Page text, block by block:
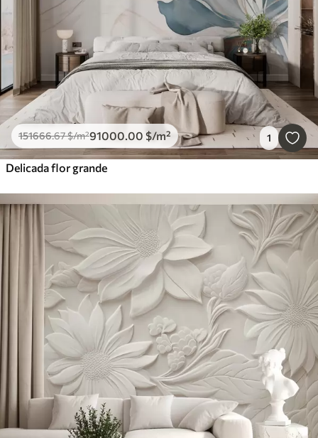
151666.67$/m²91000.00 $/m² 1
Delicada flor grande